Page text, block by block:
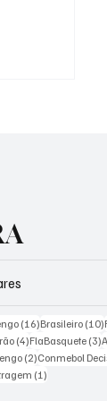
(16)16 posts
Brasileiro (10)
(4)4 posts
FlaBasquete (3)
(2)2 posts
Conmebol
(1)